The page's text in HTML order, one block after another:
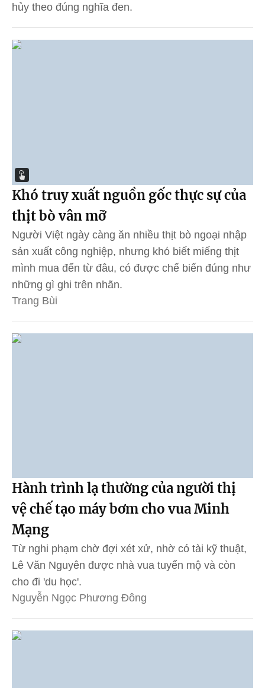
hủy theo đúng nghĩa đen.
Khó truy xuất nguồn gốc thực sự của
thịt bò vân mỡ
Người Việt ngày càng ăn nhiều thịt bò ngoại nhập
sản xuất công nghiệp, nhưng khó biết miếng thịt
mình mua đến từ đâu, có được chế biến đúng như
những gì ghi trên nhãn.
Trang Bùi
Hành trình lạ thường của người thị
vệ chế tạo máy bơm cho vua Minh
Mạng
Từ nghi phạm chờ đợi xét xử, nhờ có tài kỹ thuật,
Lê Văn Nguyên được nhà vua tuyển mộ và còn
cho đi 'du học'.
Nguyễn Ngọc Phương Đông